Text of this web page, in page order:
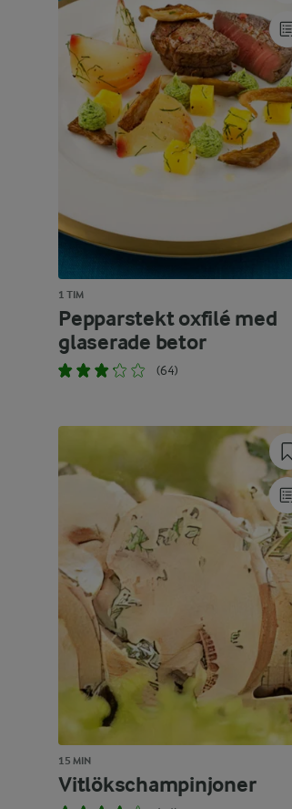
1 TIM
Pepparstekt oxfilé med
glaserade betor
(64)
15 MIN
Vitlökschampinjoner